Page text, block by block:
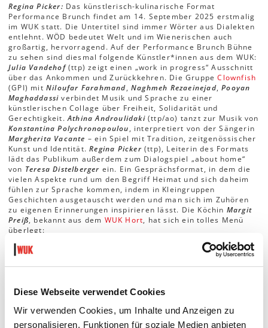
Diese Webseite verwendet Cookies
Wir verwenden Cookies, um Inhalte und Anzeigen zu
personalisieren, Funktionen für soziale Medien anbieten
Regina Picker: Das künstlerisch-kulinarische Format
Performance Brunch findet am 14. September 2025 erstmalig
im WUK statt. Die Untertitel sind immer Wörter aus Dialekten
entlehnt. WÖD bedeutet Welt und im Wienerischen auch
großartig, hervorragend. Auf der Performance Brunch Bühne
zu sehen sind diesmal folgende Künstler*innen aus dem WUK:
Julia Vandehof(ttp) zeigt einen „work in progress“ Ausschnitt
über das Ankommen und Zurückkehren. Die GruppeClownfish
(GPI) mitNiloufar Farahmand,Naghmeh Rezaeinejad,Pooyan
Maghaddassi verbindet Musik und Sprache zu einer
künstlerischen Collage über Freiheit, Solidarität und
Gerechtigkeit.Athina Androulidaki (ttp/ao) tanzt zur Musik von
Konstantina Polychronopoulou, interpretiert von der Sängerin
Margherita Vacante – ein Spiel mit Tradition, zeitgenössischer
Kunst und Identität.Regina Picker(ttp), Leiterin des Formats
lädt das Publikum außerdem zum Dialogspiel „about home“
von Teresa Distelberger ein. Ein Gesprächsformat, in dem die
vielen Aspekte rund um den Begriff Heimat und sich daheim
fühlen zur Sprache kommen, indem in Kleingruppen
Geschichten ausgetauscht werden und man sich im Zuhören
zu eigenen Erinnerungen inspirieren lässt. Die Köchin Margit
Preiß, bekannt aus dem WUK Hort, hat sich ein tolles Menü
überlegt:
Yuffka Ecken mit Schafkäse gefüllt, auf Tahina
Creme.
BrunchMelanzani
Kürbis mit
Minze.Zum Dessertgibt esZimt – Topfenbällchen.
auch vegan zubereitet werden. Wir bitten um eine Anmeldung
zur Veranstaltung bis 10. September, damit wir die